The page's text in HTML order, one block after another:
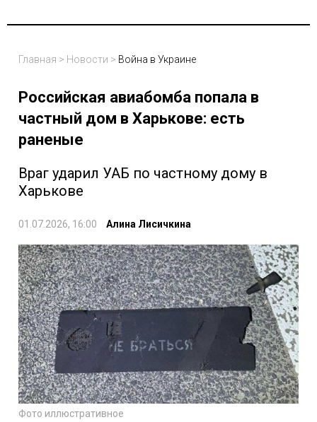
Главная > Новости > Война в Украине
Российская авиабомба попала в
частный дом в Харькове: есть
раненые
Враг ударил УАБ по частному дому в
Харькове
01.07.2026, 16:00 Алина Лисичкина
Фото иллюстративное